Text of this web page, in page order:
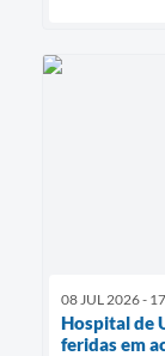
08 JUL 2026 -
Hospital de
feridas em